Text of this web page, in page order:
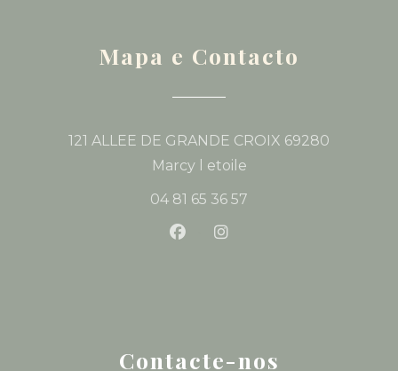
Mapa e Contacto
121 ALLEE DE GRANDE CROIX 69280
Marcy l etoile((abre numa nova
04 81 65 36 57
Facebook ((abre numa
Instagram ((abre
Contacte-nos